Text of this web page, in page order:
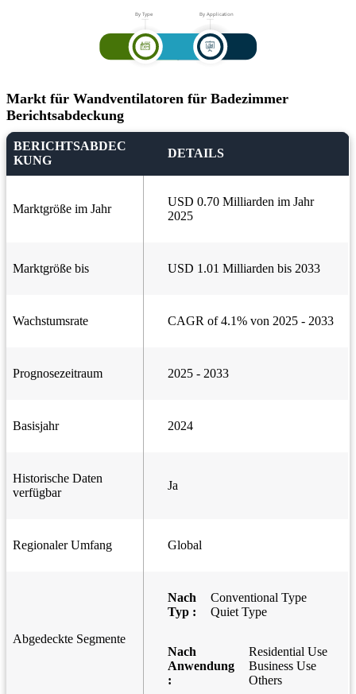
Markt für Wandventilatoren für Badezimmer
Berichtsabdeckung
BERICHTSABDEC
KUNG
DETAILS
Marktgröße im Jahr
USD 0.70 Milliarden im Jahr
2025
Marktgröße bis USD 1.01 Milliarden bis 2033
Wachstumsrate CAGR of 4.1% von 2025 - 2033
Prognosezeitraum 2025 - 2033
Basisjahr 2024
Historische Daten
verfügbar
Ja
Regionaler Umfang Global
Abgedeckte Segmente
Nach
Typ :
Conventional Type
Quiet Type
Nach
Anwendung
:
Residential Use
Business Use
Others